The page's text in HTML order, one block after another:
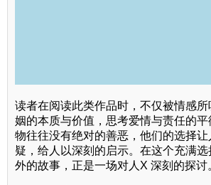
读者在阅读此类作品时，不仅被情感
姻的本质与价值，思考爱情与责任的平
物往往没有绝对的善恶，他们的选择
疑，给人以深刻的启示。在这个充满
外的故事，正是一场对人X 深刻的探讨